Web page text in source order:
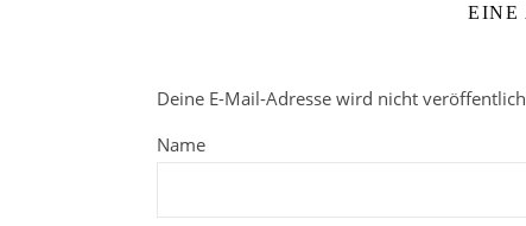
EINE
Deine E-Mail-Adresse wird nicht
Name